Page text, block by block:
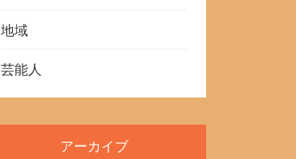
地域
芸能人
アーカイブ